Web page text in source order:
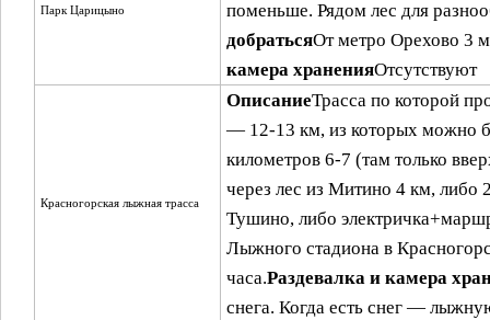
Парк Царицыно
поменьше. Рядом лес для
добратьсяОт метро Орехово 3
камера храненияОтсутствуют
Красногорская лыжная трасса
ОписаниеТрасса по которой
— 12-13 км, из которых можно
километров 6-7 (там только
через лес из Митино 4 км, либо
Тушино, либо
Лыжного стадиона в
часа.Раздевалка и камера
снега. Когда есть снег —